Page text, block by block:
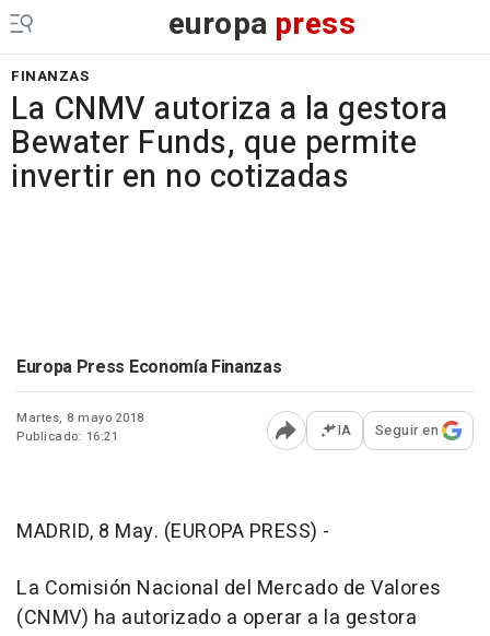
europa press
FINANZAS
La CNMV autoriza a la gestora
Bewater Funds, que permite
invertir en no cotizadas
Europa Press Economía Finanzas
Martes, 8 mayo 2018
Publicado: 16:21
Abrir opciones para
IA Seguir en
MADRID, 8 May. (EUROPA PRESS) -
La Comisión Nacional del Mercado de Valores
(CNMV) ha autorizado a operar a la gestora